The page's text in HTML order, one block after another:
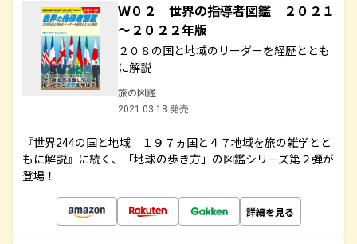
Ｗ０２ 世界の指導者図鑑 ２０２１
～２０２２年版
２０８の国と地域のリーダーを経歴ととも
に解説
旅の図鑑
2021.03.18 発売
『世界244の国と地域 １９７ヵ国と４７地域を旅の雑学とと
もに解説』に続く、「地球の歩き方」の図鑑シリーズ第２弾が
登場！
詳細を見る